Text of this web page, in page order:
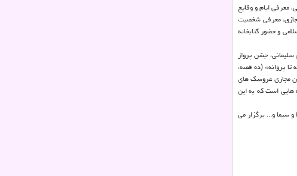
معرفی ایام و وقایع
معرفی شخصیت
و حضور کتابخانه
جشن پرواز
تا پروانه» (ده قصه،
مجازی عروسک های
هایی است که به این
سیما و... برگزار می